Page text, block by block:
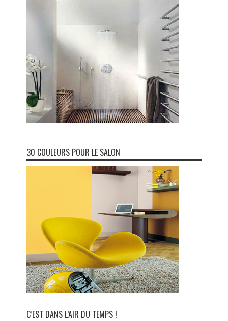
30 COULEURS POUR LE SALON
C’EST DANS L’AIR DU TEMPS !